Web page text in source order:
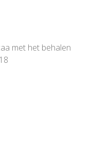
met het behalen